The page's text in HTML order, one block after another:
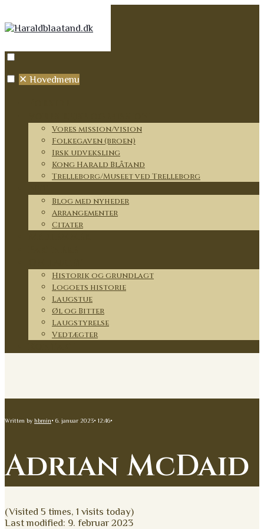
✕ Hovedmenu
Vores mission/vision
Folkegaven (broen)
Irsk udveksling
Kong Harald Blåtand
Trelleborg/Museet ved Trelleborg
Blog med nyheder
Arrangementer
Citater
Historik og grundlagt
Logoets historie
Laugstue
Øl og Bitter
Laugstyrelse
Vedtægter
Written by hbmin• 6. januar 2023• 12:46•
Adrian McDaid
(Visited 5 times, 1 visits today)
Last modified: 9. februar 2023